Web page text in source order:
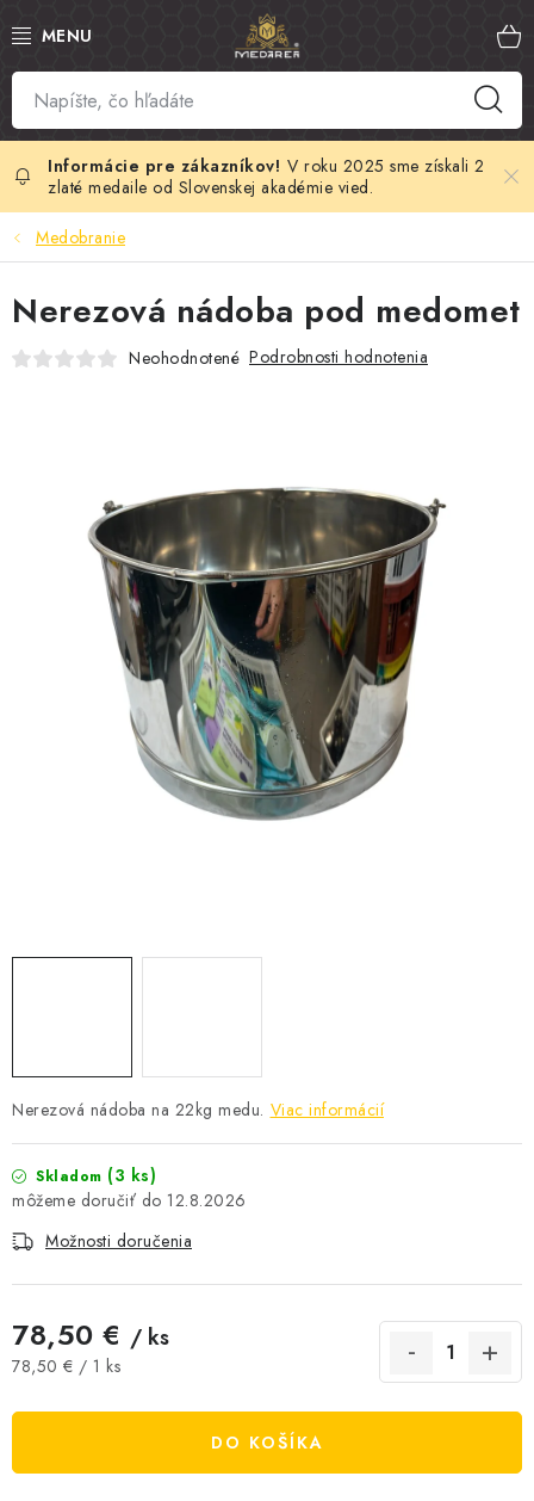
na
SLOVENSKÝ MED
MANUKA MED
VČELÍ PEĽ
MATERSKÁ KAŠIČKA
MEDOVINA
MEDOVÉ DARČEKOVÉ SETY
VÝROBKY Z VOSKU
DOPLNKY KU VČELÍM PRODUKTOM
MEDOVÉ CUKROVINKY
VÝŽIVOVÉ DOPLNKY
Kamenná predajňa
Napísali o nás
Najčastejšie otázky FAQ
V roku 2025 sme získali 2
zlaté medaile od Slovenskej akadémie vied.
Medobranie
Nerezová nádoba na 22kg medu. Viac informácií
Skladom (3 ks)
12.8.2026
Možnosti doručenia
78,50 € / ks
Jednotková cena:
78,50 € / 1 ks
DO KOŠÍKA
Nerezová nádoba pod medomet
Neohodnotené Podrobnosti hodnotenia